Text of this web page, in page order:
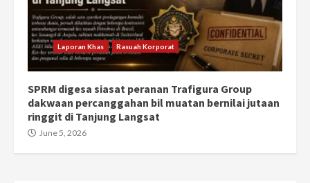
Laporan Khas Rasuah Korporat
SPRM digesa siasat peranan Trafigura Group
dakwaan percanggahan bil muatan bernilai jutaan
ringgit di Tanjung Langsat
June 5, 2026